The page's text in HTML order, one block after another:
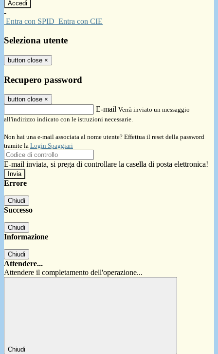
-
Entra con SPID Entra con CIE
Seleziona utente
button close ×
Recupero password
button close ×
E-mail Verrà inviato un messaggio
all'indirizzo indicato con le istruzioni necessarie.
Non hai una e-mail associata al nome utente? Effettua il reset della password
tramite la Login Spaggiari
E-mail inviata, si prega di controllare la casella di posta elettronica!
Errore
Chiudi
Successo
Chiudi
Informazione
Chiudi
Attendere...
Attendere il completamento dell'operazione...
Chiudi